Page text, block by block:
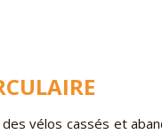
vélos cassés et